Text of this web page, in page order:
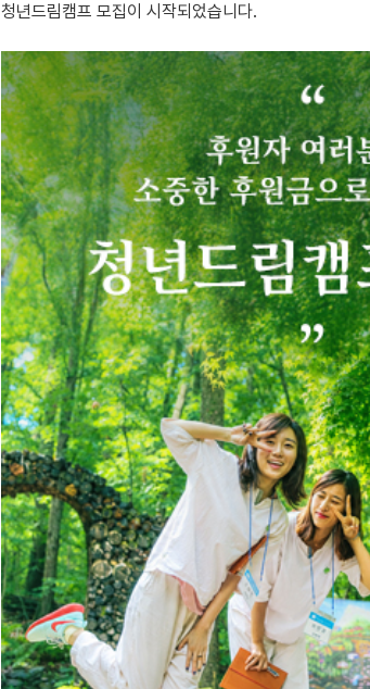
청년드림캠프 모집이 시작되었습니다.